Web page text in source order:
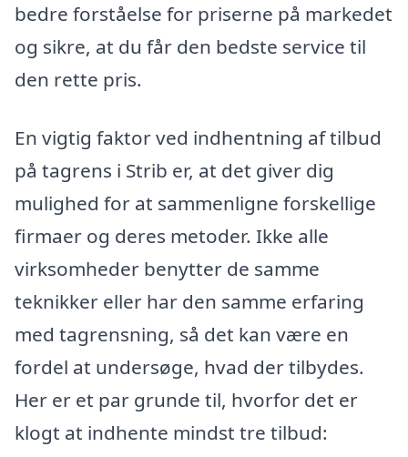
bedre forståelse for priserne på markedet
og sikre, at du får den bedste service til
den rette pris.
En vigtig faktor ved indhentning af tilbud
på tagrens i Strib er, at det giver dig
mulighed for at sammenligne forskellige
firmaer og deres metoder. Ikke alle
virksomheder benytter de samme
teknikker eller har den samme erfaring
med tagrensning, så det kan være en
fordel at undersøge, hvad der tilbydes.
Her er et par grunde til, hvorfor det er
klogt at indhente mindst tre tilbud: